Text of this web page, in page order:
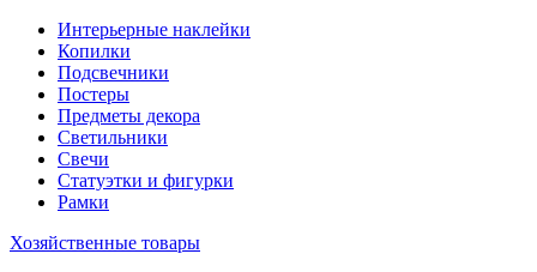
Интерьерные наклейки
Копилки
Подсвечники
Постеры
Предметы декора
Светильники
Свечи
Статуэтки и фигурки
Рамки
Хозяйственные товары